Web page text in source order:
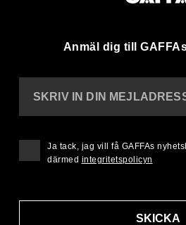
Anmäl dig till
SKRIV IN DIN
SKICKA
Ja tack, jag vill få GAFFAs
därmed integritetspolicyn